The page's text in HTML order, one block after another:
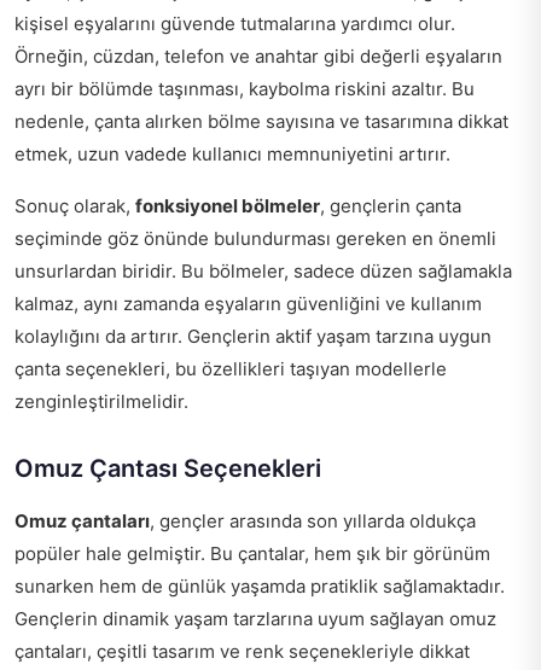
kişisel eşyalarını güvende tutmalarına yardımcı olur.
Örneğin, cüzdan, telefon ve anahtar gibi değerli eşyaların
ayrı bir bölümde taşınması, kaybolma riskini azaltır. Bu
nedenle, çanta alırken bölme sayısına ve tasarımına dikkat
etmek, uzun vadede kullanıcı memnuniyetini artırır.
Sonuç olarak, fonksiyonel bölmeler, gençlerin çanta
seçiminde göz önünde bulundurması gereken en önemli
unsurlardan biridir. Bu bölmeler, sadece düzen sağlamakla
kalmaz, aynı zamanda eşyaların güvenliğini ve kullanım
kolaylığını da artırır. Gençlerin aktif yaşam tarzına uygun
çanta seçenekleri, bu özellikleri taşıyan modellerle
zenginleştirilmelidir.
Omuz Çantası Seçenekleri
Omuz çantaları, gençler arasında son yıllarda oldukça
popüler hale gelmiştir. Bu çantalar, hem şık bir görünüm
sunarken hem de günlük yaşamda pratiklik sağlamaktadır.
Gençlerin dinamik yaşam tarzlarına uyum sağlayan omuz
çantaları, çeşitli tasarım ve renk seçenekleriyle dikkat